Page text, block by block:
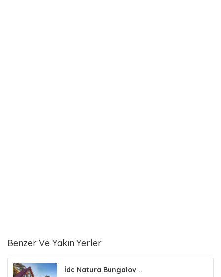
Benzer Ve Yakın Yerler
İda Natura Bungalov ..